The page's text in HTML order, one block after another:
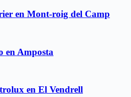
en Mont-roig del Camp
en Amposta
en El Vendrell